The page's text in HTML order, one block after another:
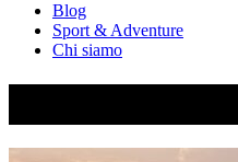
Blog
Sport & Adventure
Chi siamo